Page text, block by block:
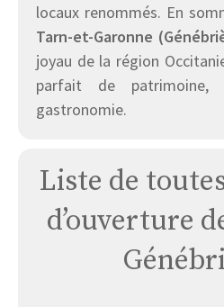
locaux renommés. En
Tarn-et-Garonne
joyau de la région
parfait de
gastronomie.
Liste de
d’ouverture